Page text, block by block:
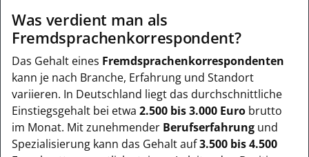
Was verdient man als
Fremdsprachenkorrespondent?
Das Gehalt eines Fremdsprachenkorrespondenten
kann je nach Branche, Erfahrung und Standort
variieren. In Deutschland liegt das durchschnittliche
Einstiegsgehalt bei etwa 2.500 bis 3.000 Euro brutto
im Monat. Mit zunehmender Berufserfahrung und
Spezialisierung kann das Gehalt auf3.500 bis 4.500